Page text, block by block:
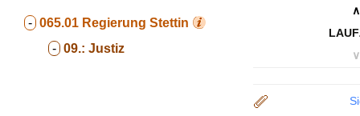
- 065.01 Regierung Stettin
- 09.: Justiz
∧
∨